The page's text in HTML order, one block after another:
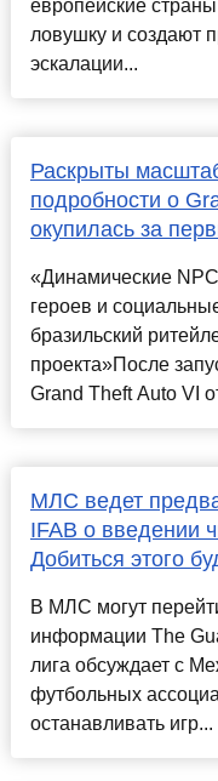
европейские
ловушку и создают
эскалации...
Раскрыты
подробности о
окупилась за
«Динамические
героев и
бразильский
проекта»После
Grand Theft Auto VI
МЛС ведет
IFAB о введении
Добиться этого
В МЛС могут
информации The
лига обсуждает с
футбольных
останавливать игр...